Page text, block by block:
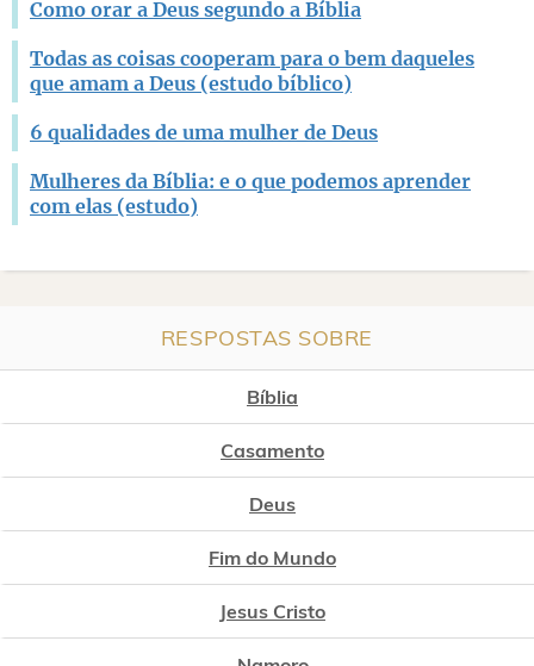
Como orar a Deus segundo a Bíblia
Todas as coisas cooperam para o bem daqueles
que amam a Deus (estudo bíblico)
6 qualidades de uma mulher de Deus
Mulheres da Bíblia: e o que podemos aprender
com elas (estudo)
RESPOSTAS SOBRE
Bíblia
Casamento
Deus
Fim do Mundo
Jesus Cristo